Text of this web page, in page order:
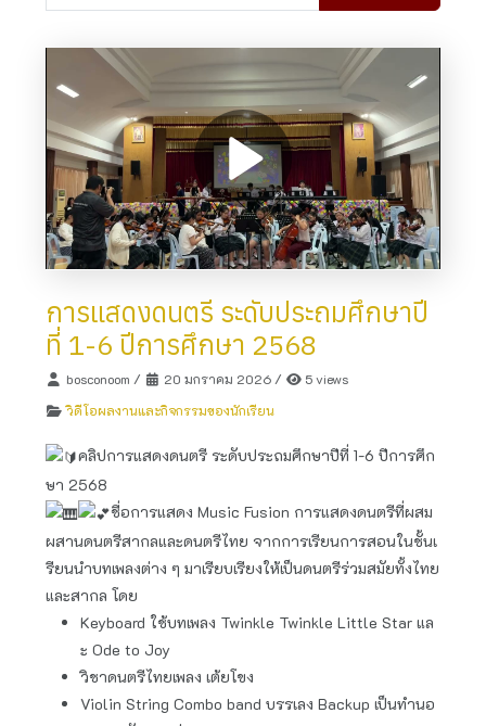
การแสดงดนตรี ระดับประถมศึกษาปี
ที่ 1-6 ปีการศึกษา 2568
bosconoom / 20 มกราคม 2026/
5 views
วิดีโอผลงานและกิจกรรมของนักเรียน
คลิปการแสดงดนตรี ระดับประถมศึกษาปีที่ 1-6 ปีการศึก
ษา 2568
ชื่อการแสดง Music Fusion การแสดงดนตรีที่ผสม
ผสานดนตรีสากลและดนตรีไทย จากการเรียนการสอนในชั้นเ
รียนนำบทเพลงต่าง ๆ มาเรียบเรียงให้เป็นดนตรีร่วมสมัยทั้งไทย
และสากล โดย
Keyboard ใช้บทเพลง Twinkle Twinkle Little Star แล
ะ Ode to Joy
วิชาดนตรีไทยเพลง เต้ยโขง
Violin String Combo band บรรเลง Backup เป็นทำนอ